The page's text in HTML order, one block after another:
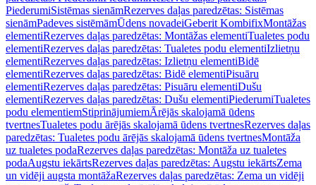
PiederumiSistēmas sienāmRezerves daļas paredzētas: Sistēmas
sienāmPadeves sistēmāmŪdens novadeiGeberit KombifixMontāžas
elementiRezerves daļas paredzētas: Montāžas elementiTualetes podu
elementiRezerves daļas paredzētas: Tualetes podu elementiIzlietņu
elementiRezerves daļas paredzētas: Izlietņu elementiBidē
elementiRezerves daļas paredzētas: Bidē elementiPisuāru
elementiRezerves daļas paredzētas: Pisuāru elementiDušu
elementiRezerves daļas paredzētas: Dušu elementiPiederumiTualetes
podu elementiemStiprinājumiemĀrējās skalojamā ūdens
tvertnesTualetes podu ārējās skalojamā ūdens tvertnesRezerves daļas
paredzētas: Tualetes podu ārējās skalojamā ūdens tvertnesMontāža
uz tualetes podaRezerves daļas paredzētas: Montāža uz tualetes
podaAugstu iekārtsRezerves daļas paredzētas: Augstu iekārtsZema
un vidēji augsta montāžaRezerves daļas paredzētas: Zema un vidēji